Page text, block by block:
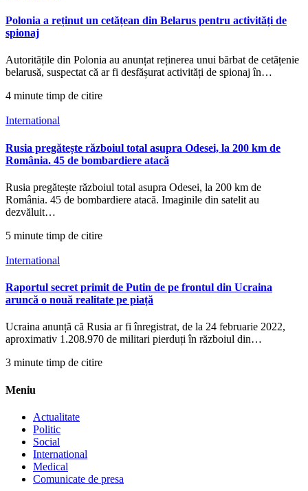
Polonia a reținut un cetățean din Belarus pentru activități de
spionaj
Autoritățile din Polonia au anunțat reținerea unui bărbat de cetățenie
belarusă, suspectat că ar fi desfășurat activități de spionaj în…
4 minute timp de citire
International
Rusia pregătește războiul total asupra Odesei, la 200 km de
România. 45 de bombardiere atacă
Rusia pregătește războiul total asupra Odesei, la 200 km de
România. 45 de bombardiere atacă. Imaginile din satelit au
dezvăluit…
5 minute timp de citire
International
Raportul secret primit de Putin de pe frontul din Ucraina
aruncă o nouă realitate pe piață
Ucraina anunță că Rusia ar fi înregistrat, de la 24 februarie 2022,
aproximativ 1.208.970 de militari pierduți în războiul din…
3 minute timp de citire
Meniu
Actualitate
Politic
Social
International
Medical
Comunicate de presa